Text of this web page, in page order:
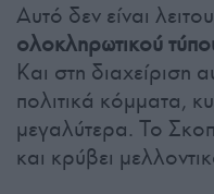
Αυτό δεν είναι
ολοκληρωτικού
Και στη διαχείριση
πολιτικά κόμματα,
μεγαλύτερα. Το
και κρύβει